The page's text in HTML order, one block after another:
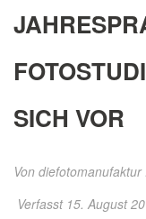
SICH VOR
Von
Verfasst 15. August